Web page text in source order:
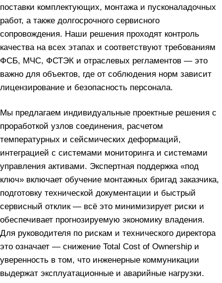
поставки комплектующих, монтажа и пусконаладочных
работ, а также долгосрочного сервисного
сопровождения. Наши решения проходят контроль
качества на всех этапах и соответствуют требованиям
ФСБ, МЧС, ФСТЭК и отраслевых регламентов — это
важно для объектов, где от соблюдения норм зависит
лицензирование и безопасность персонала.
Мы предлагаем индивидуальные проектные решения с
проработкой узлов соединения, расчетом
температурных и сейсмических деформаций,
интеграцией с системами мониторинга и системами
управления активами. Экспертная поддержка «под
ключ» включает обучение монтажных бригад заказчика,
подготовку технической документации и быстрый
сервисный отклик — всё это минимизирует риски и
обеспечивает прогнозируемую экономику владения.
Для руководителя по рискам и технического директора
это означает — снижение Total Cost of Ownership и
уверенность в том, что инженерные коммуникации
выдержат эксплуатационные и аварийные нагрузки.